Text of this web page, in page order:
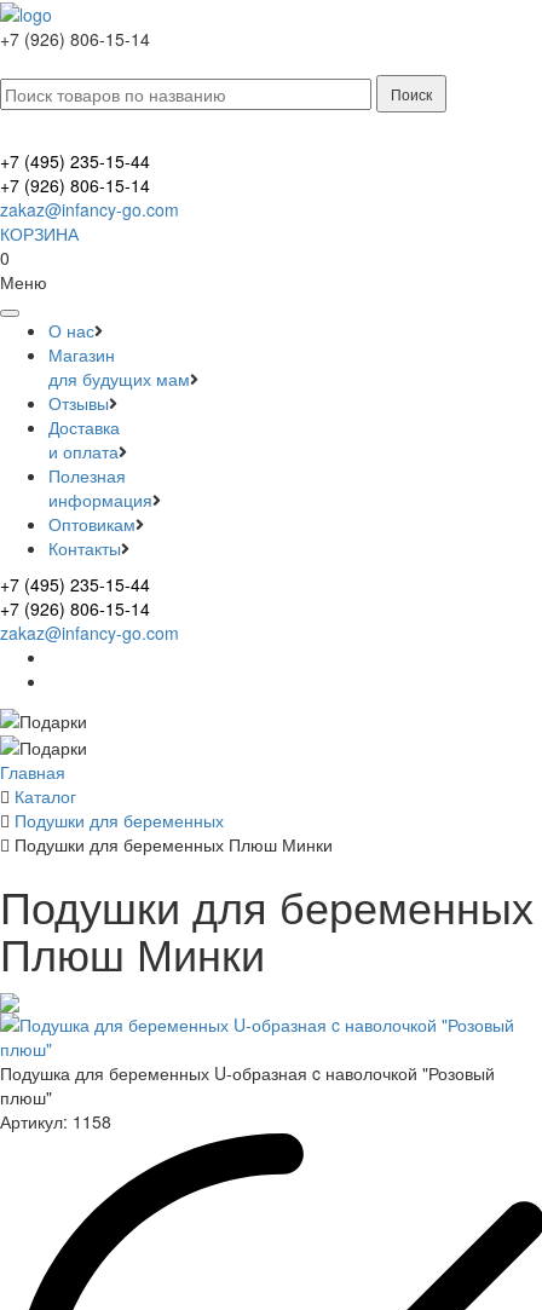
+7 (926) 806-15-14
+7 (495) 235-15-44
+7 (926) 806-15-14
zakaz@infancy-go.com
КОРЗИНА
0
Меню
О нас
Магазин
для будущих мам
Отзывы
Доставка
и оплата
Полезная
информация
Оптовикам
Контакты
+7 (495) 235-15-44
+7 (926) 806-15-14
zakaz@infancy-go.com
Главная
Каталог
Подушки для беременных
Подушки для беременных Плюш Минки
Подушки для беременных
Плюш Минки
Подушка для беременных U-образная c наволочкой "Розовый
плюш"
Артикул: 1158